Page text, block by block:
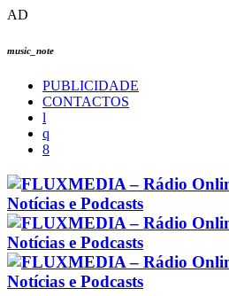
AD
music_note
PUBLICIDADE
CONTACTOS